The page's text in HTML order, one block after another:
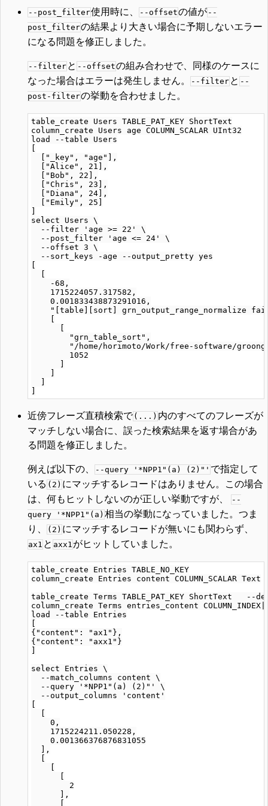
--post_filter使用時に、 --offsetの値が --
post_filterの結果より大きい場合に予期しないエラー
になる問題を修正しました。
--filter と --offsetの組み合わせで、同様のケースに
なった場合はエラーは発生しません。
--filter と --
post-filterの挙動を合わせました。
table_create Users TABLE_PAT_KEY ShortText
column_create Users age COLUMN_SCALAR UInt32
load --table Users
  ["_key", "age"],
  ["Alice", 21],
  ["Bob", 22],
  ["Chris", 23],
  ["Diana", 24],
  ["Emily", 25]
select Users \
  --filter 'age >= 22' \
  --post_filter 'age <= 24' \
  --offset 3 \
  --sort_keys -age --output_pretty yes
    -68,
    1715224057.317582,
    0.001833438873291016,
"[table][sort] grn_output_range_normalize
        "grn_table_sort",
"/home/horimoto/Work/free-software/
        1052
近傍フレーズ直積検索で (...) 内のすべてのフレーズが
マッチしない場合に、誤った検索結果を返す場合があ
る問題を修正しました。
例えば以下の、 --query '*NPP1"(a) (2)"' で指定して
いる (2) にマッチするレコードはありません。この場合
は、何もヒットしないのが正しい挙動ですが、
--
query '*NPP1"(a) 相当の挙動になっていました。つま
り、
(2) にマッチするレコードが無いにも関わらず、
ax1 と axx1 がヒットしていました。
table_create Entries TABLE_NO_KEY
column_create Entries content COLUMN_SCALAR Text
table_create Terms TABLE_PAT_KEY ShortText   --
column_create Terms entries_content
load --table Entries
{"content": "ax1"},
{"content": "axx1"}
select Entries \
  --match_columns content \
  --query '*NPP1"(a) (2)"' \
  --output_columns 'content'
    0,
    1715224211.050228,
    0.001366376876831055
  ],
        2
      ],